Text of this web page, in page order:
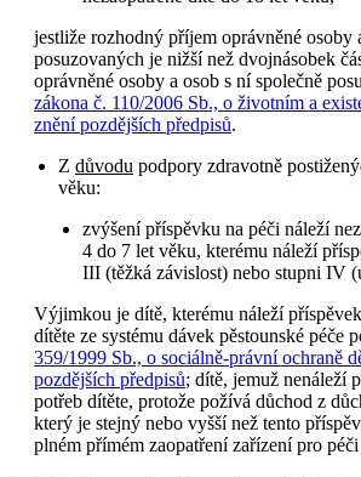
jestliže rozhodný příjem oprávněné osoby
posuzovaných je nižší než dvojnásobek
oprávněné osoby a osob s ní společně
zákona č. 110/2006 Sb., o životním a
znění pozdějších předpisů.
Z důvodu podpory zdravotně
věku:
zvýšení příspěvku na péči náleží
4 do 7 let věku, kterému náleží
III (těžká závislost) nebo stupni IV
Výjimkou je dítě, kterému náleží
dítěte ze systému dávek pěstounské péče
359/1999 Sb., o sociálně-právní ochraně
pozdějších předpisů; dítě, jemuž nenáleží
potřeb dítěte, protože požívá důchod z
který je stejný nebo vyšší než tento
plném přímém zaopatření zařízení pro